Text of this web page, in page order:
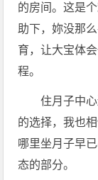
的房间。这是
助下，妳没那
育，让大宝体
程。
住月子中
的选择，我也
哪里坐月子早
态的部分。